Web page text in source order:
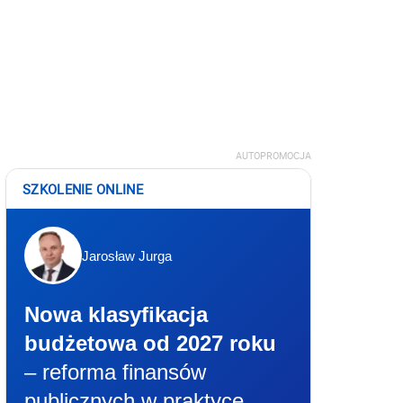
AUTOPROMOCJA
SZKOLENIE ONLINE
Jarosław Jurga
Nowa klasyfikacja
budżetowa od 2027 roku
– reforma finansów